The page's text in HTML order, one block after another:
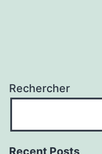
Rechercher